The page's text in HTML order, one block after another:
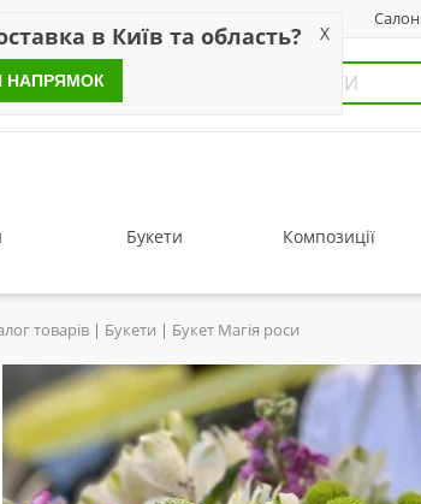
since 1999
Букети Композиції
товарів Букети Букет Магія роси
в Київ та область? X
НАПРЯМОК